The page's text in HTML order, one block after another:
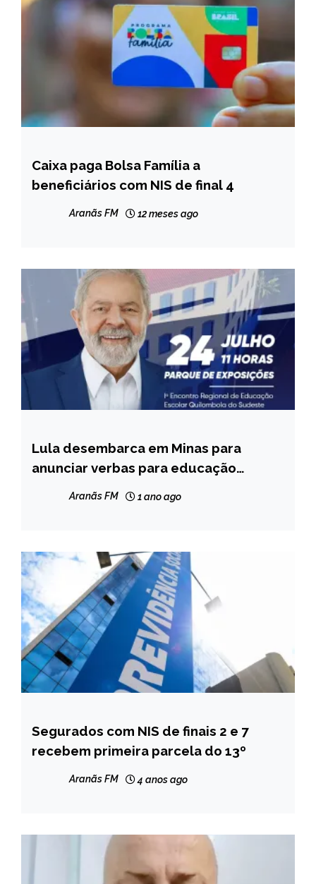
BRASIL
NOTÍCIAS
Caixa paga Bolsa Família a
beneficiários com NIS de final 4
Aranãs FM 12 meses ago
BRASIL
NOTÍCIAS
Lula desembarca em Minas para
anunciar verbas para educação
Aranãs FM 1 ano ago
BRASIL
NOTÍCIAS
Segurados com NIS de finais 2 e 7
recebem primeira parcela do 13º
Aranãs FM 4 anos ago